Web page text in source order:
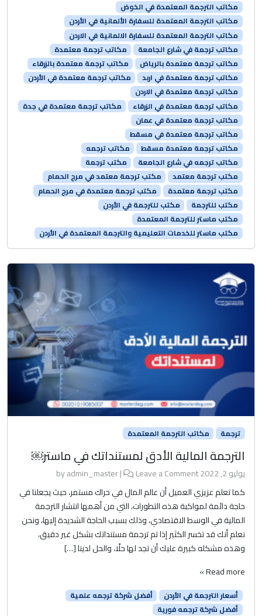
مكاتب الترجمة المعتمدة في الخوض
مكاتب الترجمة المعتمدة للسفارة الألمانية في الأردن
مكاتب الترجمة المعتمدة للسفارة الالمانية في الاردن
مكاتب ترجمة في شارع الجامعة
مكاتب ترجمة معتمدة
مكاتب ترجمة معتمدة بالرياض
مكاتب ترجمة معتمدة بالزرقاء
مكاتب ترجمة معتمدة في اربد
مكاتب ترجمة معتمدة في الأردن
مكاتب ترجمة معتمدة في الاردن
مكاتب ترجمة معتمدة في الزرقاء
مكاتب ترجمة معتمدة في جدة
مكاتب ترجمة معتمدة في عمان
مكاتب ترجمة معتمدة في مسقط
مكاتب ترجمة معتمدة مسقط
مكاتب ترجمه
مكاتب ترجمه في شارع الجامعة
مكتب ترجمة
مكتب ترجمة معتمد
مكتب ترجمة معتمد في مرج الحمام
مكتب ترجمة معتمدة
مكتب ترجمة معتمدة في مرج الحمام
مكتب للترجمة
مكتب للترجمة في الأردن
مكتب ماستر للترجمة المعتمدة
مكتب ماستر للخدمات التعليمية والترجمة المعتمدة في الأردن
ترجمة مكاتب الترجمة المعتمدة
الترجمة المالية الأدق لمستنداتك في ماستر￼
يوليو 2, 2022 admin_master|
Leave a Comment
كما تعلم عزيزي العميل أن عالم المال في حراك مستمر، حيث يجعلنا في
حاجة دائمة لمواكبة هذه التطورات، التي من أهمها انتشار الترجمة
المالية في الوسط الاقتصادي، وذلك بسبب الحاجة الشديدة إليها، ونحن
نعلم أنك قد تخسر الكثير إذا تم ترجمة مستنداتك بشكل غير دقيق،
وهذه مشكله كبيرة عليك أن تجد لها حلًا، والحل لدينا […]
Read more »
أسعار الترجمة في الأردن
أفضل شركة ترجمه علمية
أفضل شركة ترجمه فورية